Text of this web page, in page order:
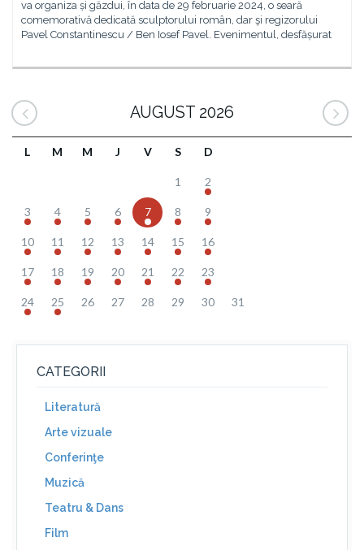
va organiza și găzdui, în data de 29 februarie 2024, o seară
comemorativă dedicată sculptorului român, dar şi regizorului
Pavel Constantinescu / Ben Iosef Pavel. Evenimentul, desfășurat
AUGUST 2026
L M M J V S D
1 2
3 4 5 6 7 8 9
10 11 12 13 14 15 16
17 18 19 20 21 22 23
24 25 26 27 28 29 30 31
CATEGORII
Literatură
Arte vizuale
Conferinţe
Muzică
Teatru & Dans
Film